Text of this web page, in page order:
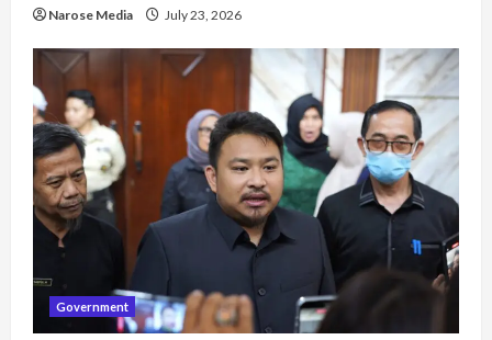
Narose Media July 23, 2026
Government